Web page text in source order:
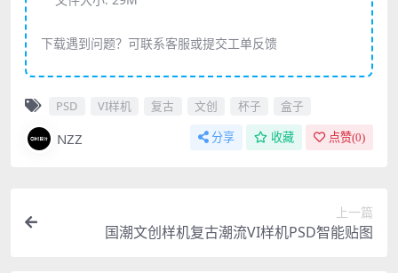
下载遇到问题？可联系客服或提交工单反馈
PSD VI样机 复古 文创 杯子 盒子
NZZ 分享 收藏 点赞(0)
上一篇
国潮文创样机复古潮流VI样机PSD智能贴图